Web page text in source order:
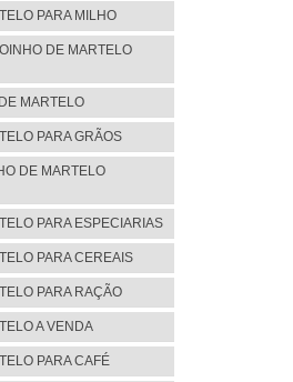
PARA MILHO
DE MARTELO
MARTELO
PARA GRÃOS
DE MARTELO
PARA ESPECIARIAS
PARA CEREAIS
PARA RAÇÃO
A VENDA
PARA CAFÉ